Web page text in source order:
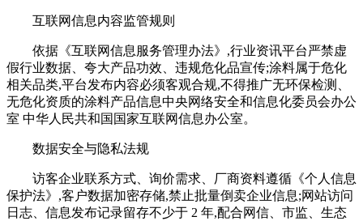
互联网信息内容监管规则
依据《互联网信息服务管理办法》,行业资讯平台严禁虚
假行业数据、夸大产品功效、违规危化品宣传;涂料属于危化
相关品类,平台发布内容必须客观合规,不得推广无环保检测、
无危化资质的涂料产品信息中央网络安全和信息化委员会办公
室 中华人民共和国国家互联网信息办公室。
数据安全与隐私法规
访客企业联系方式、询价需求、厂商资料遵循《个人信息
保护法》,客户数据加密存储,禁止批量倒卖企业信息;网站访问
日志、信息发布记录留存不少于 2 年,配合网信、市监、生态